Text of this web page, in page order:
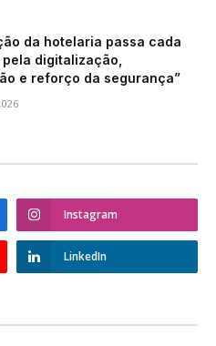
da hotelaria passa cada
digitalização,
e reforço da segurança”
Instagram
LinkedIn